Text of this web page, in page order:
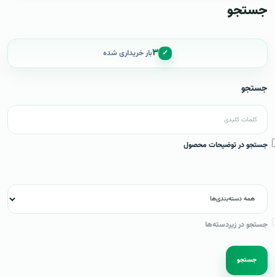
جستجو
✓ ۳بار خریداری شده
جستجو
جستجو در توضیحات محصول
جستجو در زیردسته‌ها
جستجو